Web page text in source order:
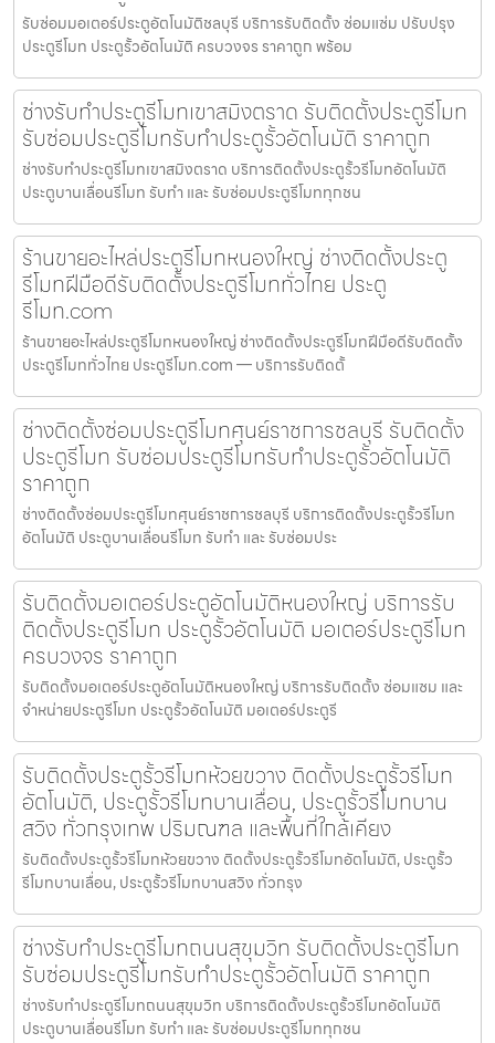
รับซ่อมมอเตอร์ประตูอัตโนมัติชลบุรี บริการรับติดตั้ง ซ่อมแซ่ม ปรับปรุง
ประตูรีโมท ประตูรั้วอัตโนมัติ ครบวงจร ราคาถูก พร้อม
ช่างรับทำประตูรีโมทเขาสมิงตราด รับติดตั้งประตูรีโมท
รับซ่อมประตูรีโมทรับทำประตูรั้วอัตโนมัติ ราคาถูก
ช่างรับทำประตูรีโมทเขาสมิงตราด บริการติดตั้งประตูรั้วรีโมทอัตโนมัติ
ประตูบานเลื่อนรีโมท รับทำ และ รับซ่อมประตูรีโมททุกชน
ร้านขายอะไหล่ประตูรีโมทหนองใหญ่ ช่างติดตั้งประตู
รีโมทฝีมือดีรับติดตั้งประตูรีโมททั่วไทย ประตู
รีโมท.com
ร้านขายอะไหล่ประตูรีโมทหนองใหญ่ ช่างติดตั้งประตูรีโมทฝีมือดีรับติดตั้ง
ประตูรีโมททั่วไทย ประตูรีโมท.com — บริการรับติดตั้
ช่างติดตั้งซ่อมประตูรีโมทศุนย์ราชการชลบุรี รับติดตั้ง
ประตูรีโมท รับซ่อมประตูรีโมทรับทำประตูรั้วอัตโนมัติ
ราคาถูก
ช่างติดตั้งซ่อมประตูรีโมทศุนย์ราชการชลบุรี บริการติดตั้งประตูรั้วรีโมท
อัตโนมัติ ประตูบานเลื่อนรีโมท รับทำ และ รับซ่อมประ
รับติดตั้งมอเตอร์ประตูอัตโนมัติหนองใหญ่ บริการรับ
ติดตั้งประตูรีโมท ประตูรั้วอัตโนมัติ มอเตอร์ประตูรีโมท
ครบวงจร ราคาถูก
รับติดตั้งมอเตอร์ประตูอัตโนมัติหนองใหญ่ บริการรับติดตั้ง ซ่อมแซม และ
จำหน่ายประตูรีโมท ประตูรั้วอัตโนมัติ มอเตอร์ประตูรี
รับติดตั้งประตูรั้วรีโมทห้วยขวาง ติดตั้งประตูรั้วรีโมท
อัตโนมัติ, ประตูรั้วรีโมทบานเลื่อน, ประตูรั้วรีโมทบาน
สวิง ทั่วกรุงเทพ ปริมณฑล และพื้นที่ใกล้เคียง
รับติดตั้งประตูรั้วรีโมทห้วยขวาง ติดตั้งประตูรั้วรีโมทอัตโนมัติ, ประตูรั้ว
รีโมทบานเลื่อน, ประตูรั้วรีโมทบานสวิง ทั่วกรุง
ช่างรับทำประตูรีโมทถนนสุขุมวิท รับติดตั้งประตูรีโมท
รับซ่อมประตูรีโมทรับทำประตูรั้วอัตโนมัติ ราคาถูก
ช่างรับทำประตูรีโมทถนนสุขุมวิท บริการติดตั้งประตูรั้วรีโมทอัตโนมัติ
ประตูบานเลื่อนรีโมท รับทำ และ รับซ่อมประตูรีโมททุกชน